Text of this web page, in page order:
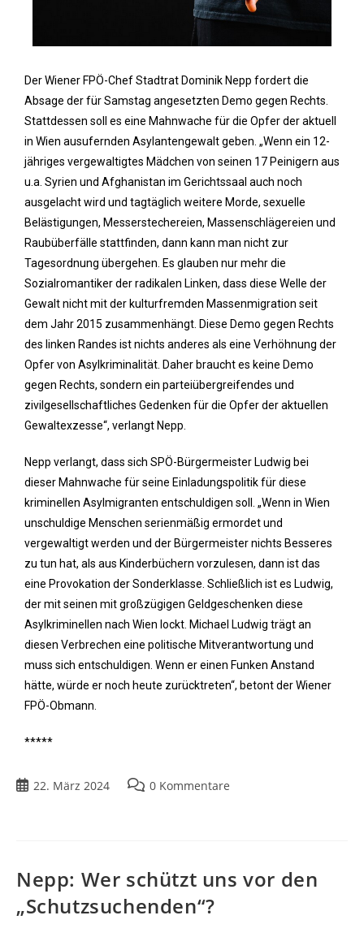
Der Wiener FPÖ-Chef Stadtrat Dominik Nepp fordert die
Absage der für Samstag angesetzten Demo gegen Rechts.
Stattdessen soll es eine Mahnwache für die Opfer der aktuell
in Wien ausufernden Asylantengewalt geben. „Wenn ein 12-
jähriges vergewaltigtes Mädchen von seinen 17 Peinigern aus
u.a. Syrien und Afghanistan im Gerichtssaal auch noch
ausgelacht wird und tagtäglich weitere Morde, sexuelle
Belästigungen, Messerstechereien, Massenschlägereien und
Raubüberfälle stattfinden, dann kann man nicht zur
Tagesordnung übergehen. Es glauben nur mehr die
Sozialromantiker der radikalen Linken, dass diese Welle der
Gewalt nicht mit der kulturfremden Massenmigration seit
dem Jahr 2015 zusammenhängt. Diese Demo gegen Rechts
des linken Randes ist nichts anderes als eine Verhöhnung der
Opfer von Asylkriminalität. Daher braucht es keine Demo
gegen Rechts, sondern ein parteiübergreifendes und
zivilgesellschaftliches Gedenken für die Opfer der aktuellen
Gewaltexzesse“, verlangt Nepp.
Nepp verlangt, dass sich SPÖ-Bürgermeister Ludwig bei
dieser Mahnwache für seine Einladungspolitik für diese
kriminellen Asylmigranten entschuldigen soll. „Wenn in Wien
unschuldige Menschen serienmäßig ermordet und
vergewaltigt werden und der Bürgermeister nichts Besseres
zu tun hat, als aus Kinderbüchern vorzulesen, dann ist das
eine Provokation der Sonderklasse. Schließlich ist es Ludwig,
der mit seinen mit großzügigen Geldgeschenken diese
Asylkriminellen nach Wien lockt. Michael Ludwig trägt an
diesen Verbrechen eine politische Mitverantwortung und
muss sich entschuldigen. Wenn er einen Funken Anstand
hätte, würde er noch heute zurücktreten“, betont der Wiener
FPÖ-Obmann.
*****
22. März 2024 0 Kommentare
Nepp: Wer schützt uns vor den
„Schutzsuchenden“?